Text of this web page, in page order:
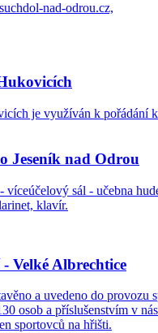
nad-odrou.cz,
je využíván k pořádání
Jeseník nad Odrou
víceúčelový sál - učebna
klavír.
Velké Albrechtice
a uvedeno do provozu
osob a příslušenstvím v
sportovců na hřišti.